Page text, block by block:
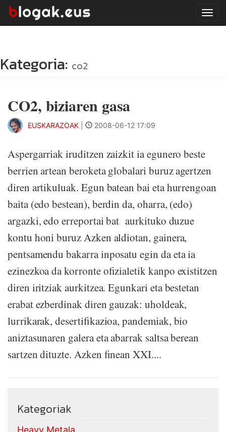
Kategoria: co2
CO2, biziaren gasa
EUSKARAZOAK 2008-06-12 17:09
Aspergarriak iruditzen zaizkit ia egunero beste
berrien artean beroketa globalari buruz agertzen
diren artikuluak. Egun batean bai eta hurrengoan
baita (edo bestean), berdin da, oharra, (edo)
argazki, edo erreportai bat aurkituko duzue
kontu honi buruz Azken aldiotan, gainera,
pentsamendu bakarra inposatu egin da eta ia
ezinezkoa da korronte ofizialetik kanpo existitzen
diren iritziak aurkitzea. Egunkari eta bestetan
erabat ezberdinak diren gauzak: uholdeak,
lurrikarak, desertifikazioa, pandemiak, bio
aniztasunaren galera eta abarrak saltsa berean
sartzen dituzte. Azken finean XXI....
Kategoriak
Heavy Metala